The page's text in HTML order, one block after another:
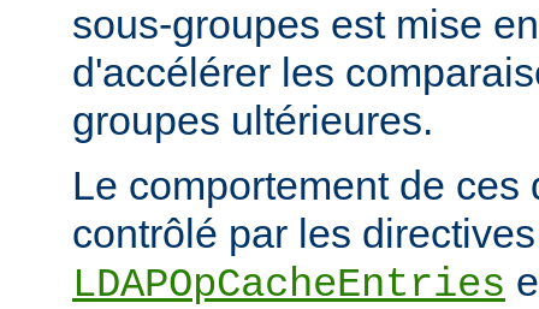
sous-groupes est mise
d'accélérer les
groupes ultérieures.
Le comportement de ces
contrôlé par les directives
LDAPOpCacheEntries